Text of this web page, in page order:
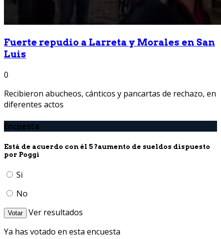
Fuerte repudio a Larreta y Morales en San
Luis
0
Recibieron abucheos, cánticos y pancartas de rechazo, en
diferentes actos
Encuesta
Está de acuerdo con él 5 ?aumento de sueldos dispuesto
por Poggi
Si
No
Votar
Ver resultados
Ya has votado en esta encuesta